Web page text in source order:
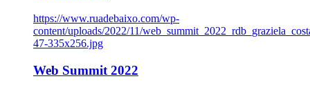
https://www.ruadebaixo.com/wp-
content/uploads/2022/11/
47-335x256.jpg
Web Summit 2022